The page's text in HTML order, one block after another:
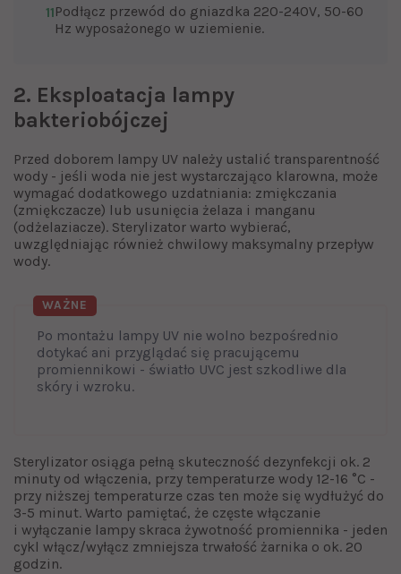
11Podłącz przewód do gniazdka 220-240V, 50-60
Hz wyposażonego w uziemienie.
2. Eksploatacja lampy
bakteriobójczej
Przed doborem lampy UV należy ustalić transparentność
wody - jeśli woda nie jest wystarczająco klarowna, może
wymagać dodatkowego uzdatniania: zmiękczania
(zmiękczacze) lub usunięcia żelaza i manganu
(odżelaziacze). Sterylizator warto wybierać,
uwzględniając również chwilowy maksymalny przepływ
wody.
WAŻNE
Po montażu lampy UV nie wolno bezpośrednio
dotykać ani przyglądać się pracującemu
promiennikowi - światło UVC jest szkodliwe dla
skóry i wzroku.
Sterylizator osiąga pełną skuteczność dezynfekcji ok. 2
minuty od włączenia, przy temperaturze wody 12-16 °C -
przy niższej temperaturze czas ten może się wydłużyć do
3-5 minut. Warto pamiętać, że częste włączanie
i wyłączanie lampy skraca żywotność promiennika - jeden
cykl włącz/wyłącz zmniejsza trwałość żarnika o ok. 20
godzin.